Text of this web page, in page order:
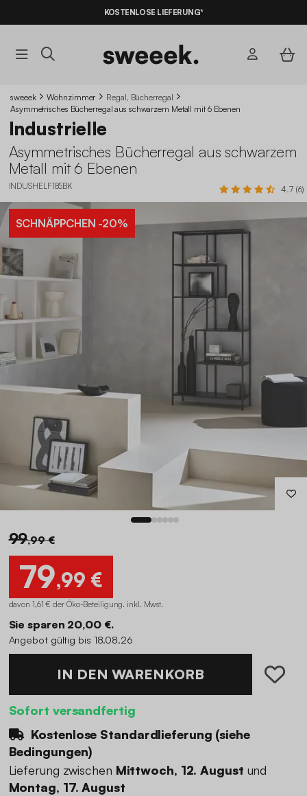
KOSTENLOSE LIEFERUNG*
sweeek Wohnzimmer
Regal, Bücherregal
Asymmetrisches Bücherregal aus schwarzem Metall mit 6 Ebenen
Industrielle
Asymmetrisches Bücherregal aus schwarzem
Metall mit 6 Ebenen
INDUSHELF185BK 4.7 (6)
SCHNÄPPCHEN -20%
99,99 €
79,99 €
davon 1,61 € der Öko-Beteiligung. inkl. Mwst.
Sie sparen 20,00 €.
Angebot gültig bis 18.08.26
IN DEN WARENKORB
Sofort versandfertig
Kostenlose Standardlieferung (siehe
Bedingungen)
Lieferung zwischen Mittwoch, 12. August und
Montag, 17. August